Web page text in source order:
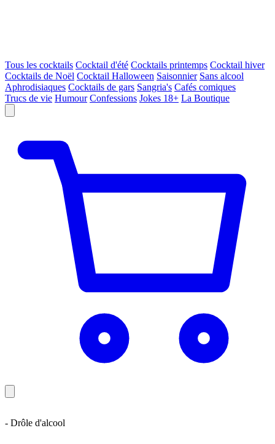
Tous les cocktails Cocktail d'été Cocktails printemps Cocktail hiver
Cocktails de Noël Cocktail Halloween Saisonnier Sans alcool
Aphrodisiaques Cocktails de gars Sangria's Cafés comiques
Trucs de vie Humour Confessions Jokes 18+ La Boutique
- Drôle d'alcool